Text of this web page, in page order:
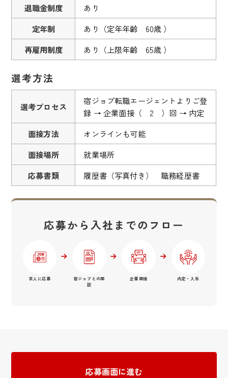
退職金制度
あり
定年制
あり（定年年齢 60歳 ）
再雇用制度
あり（上限年齢 65歳 ）
選考方法
選考プロセス
宿ジョブ転職エージェントよりご登
録 → 企業面接（ 2 ）回 → 内定
面接方法
オンラインも可能
面接場所
就業場所
応募書類
履歴書（写真付き） 職務経歴書
応募から入社までのフロー
求人に応募
宿ジョブとの面
談
企業面接 内定・入社
応募画面に進む